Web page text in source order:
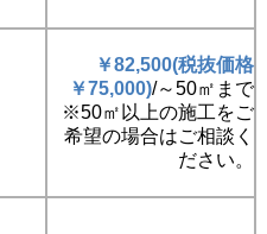
￥82,500(税抜価格
￥75,000)/～50㎡まで
※50㎡以上の施工をご
希望の場合はご相談く
ださい。